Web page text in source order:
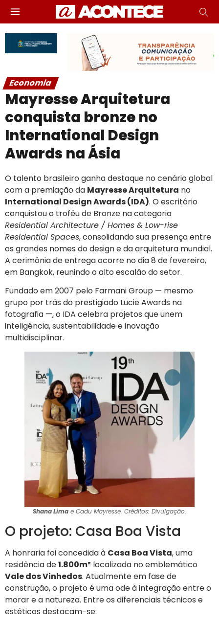
Economia
Mayresse Arquitetura
conquista bronze no
International Design
Awards na Ásia
O talento brasileiro ganha destaque no cenário global
com a premiação da Mayresse Arquitetura no
International Design Awards (IDA). O escritório
conquistou o troféu de Bronze na categoria
Residential Architecture / Homes & Low-rise
Residential Spaces, consolidando sua presença entre
os grandes nomes do design e da arquitetura mundial.
A cerimônia de entrega ocorre no dia 8 de fevereiro,
em Bangkok, reunindo o alto escalão do setor.
Fundado em 2007 pelo Farmani Group — mesmo
grupo por trás do prestigiado Lucie Awards na
fotografia —, o IDA celebra projetos que unem
inteligência, sustentabilidade e inovação
multidisciplinar.
Shana Lima e Cadu Mayresse. Créditos: Divulgação.
O projeto: Casa Boa Vista
A honraria foi concedida à Casa Boa Vista, uma
residência de1.800m² localizada no emblemático
Vale dos Vinhedos. Atualmente em fase de
construção, o projeto é uma ode à integração entre o
morar e a natureza. Entre os diferenciais técnicos e
estéticos destacam-se: